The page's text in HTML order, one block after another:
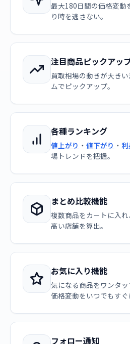
最大180日間の価格変動
り時を逃さない。
注目商品ピックアッ
買取相場の動きが大き
ムでピックアップ。
各種ランキング
値上がり ・ 値下がり ・ 利
場トレンドを把握。
まとめ比較機能
複数商品をカートに入
高い店舗を算出。
お気に入り機能
気になる商品をワンタッ
価格変動をいつでもすぐ
フォロー通知